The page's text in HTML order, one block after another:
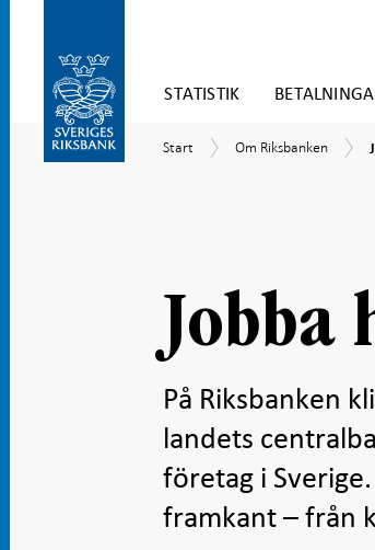
direkt
innehåll
STATISTIK
till
Start
Start
Om
Om Riksbanken
Jobba
På Riksbanken
landets
företag i
framkant – från